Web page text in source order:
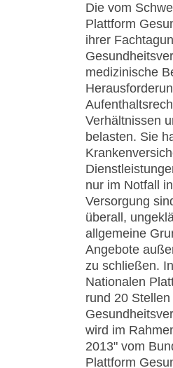
Die vom
Plattform
ihrer
medizinische
Verhältnissen
belasten. Sie
nur im Notfall
Versorgung
überall,
allgemeine
Angebote
zu schließen.
Nationalen
rund 20
wird im
2013" vom
Plattform